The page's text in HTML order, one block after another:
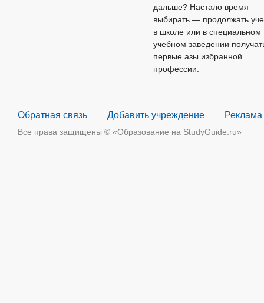
дальше? Настало время
выбирать — продолжать
в школе или в специальном
учебном заведении
первые азы избранной
профессии.
Обратная связь Добавить учреждение Реклама
Все права защищены © «Образование на StudyGuide.ru»